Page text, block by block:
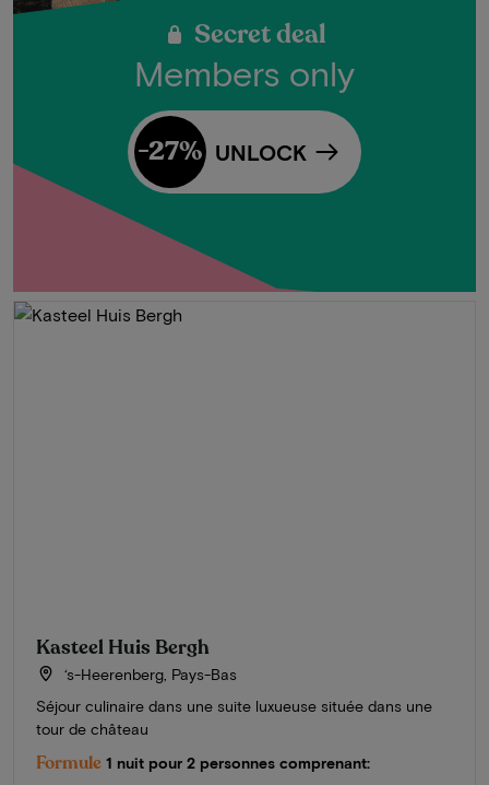
Secret deal
Members only
UNLOCK
-27%
Kasteel Huis Bergh
‘s-Heerenberg, Pays-Bas
Séjour culinaire dans une suite luxueuse située dans une
tour de château
Formule 1 nuit pour 2 personnes comprenant: